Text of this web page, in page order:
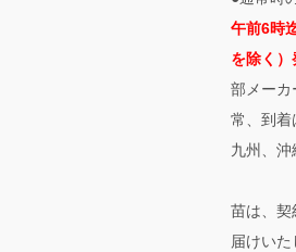
午前6時
を除く）
部メーカ
常、到着
九州、
苗は、契
届けい